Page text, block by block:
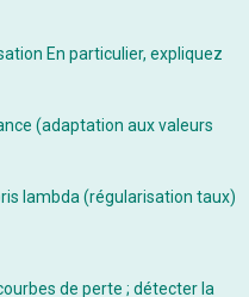
En particulier, expliquez
(adaptation aux valeurs
lambda (régularisation taux)
de perte ; détecter la